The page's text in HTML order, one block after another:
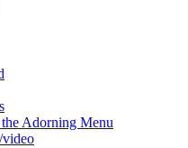
Adorning Menu
video